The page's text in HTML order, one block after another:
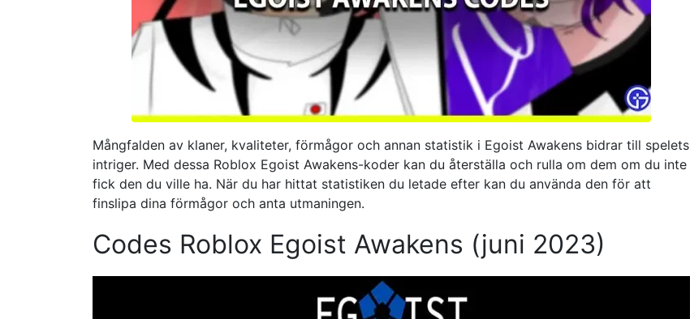
Mångfalden av klaner, kvaliteter, förmågor och annan statistik i Egoist Awakens bidrar till spelets
intriger. Med dessa Roblox Egoist Awakens-koder kan du återställa och rulla om dem om du inte
fick den du ville ha. När du har hittat statistiken du letade efter kan du använda den för att
finslipa dina förmågor och anta utmaningen.
Codes Roblox Egoist Awakens (juni 2023)